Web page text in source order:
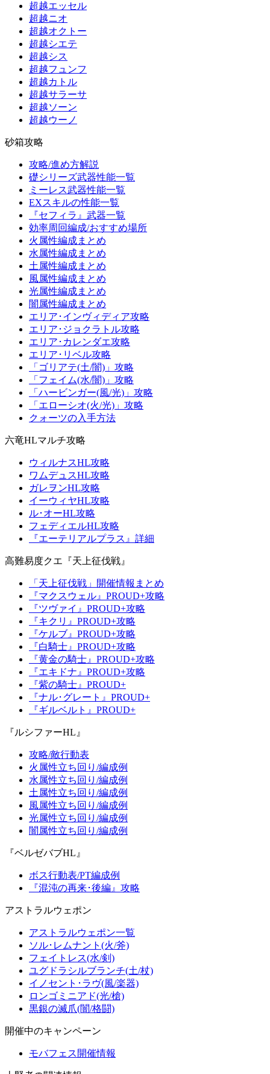
超越エッセル
超越ニオ
超越オクトー
超越シエテ
超越シス
超越フュンフ
超越カトル
超越サラーサ
超越ソーン
超越ウーノ
砂箱攻略
攻略/進め方解説
礎シリーズ武器性能一覧
ミーレス武器性能一覧
EXスキルの性能一覧
『セフィラ』武器一覧
効率周回編成/おすすめ場所
火属性編成まとめ
水属性編成まとめ
土属性編成まとめ
風属性編成まとめ
光属性編成まとめ
闇属性編成まとめ
エリア･インヴィディア攻略
エリア･ジョクラトル攻略
エリア･カレンダエ攻略
エリア･リベル攻略
「ゴリアテ(土/闇)」攻略
「フェイム(水/闇)」攻略
「ハービンガー(風/光)」攻略
「エローシオ(火/光)」攻略
クォーツの入手方法
六竜HLマルチ攻略
ウィルナスHL攻略
ワムデュスHL攻略
ガレヲンHL攻略
イーウィヤHL攻略
ル･オーHL攻略
フェディエルHL攻略
『エーテリアルプラス』詳細
高難易度クエ『天上征伐戦』
「天上征伐戦」開催情報まとめ
『マクスウェル』PROUD+攻略
『ツヴァイ』PROUD+攻略
『キクリ』PROUD+攻略
『ケルブ』PROUD+攻略
『白騎士』PROUD+攻略
『黄金の騎士』PROUD+攻略
『エキドナ』PROUD+攻略
『紫の騎士』PROUD+
『ナル･グレート』PROUD+
『ギルベルト』PROUD+
『ルシファーHL』
攻略/敵行動表
火属性立ち回り/編成例
水属性立ち回り/編成例
土属性立ち回り/編成例
風属性立ち回り/編成例
光属性立ち回り/編成例
闇属性立ち回り/編成例
『ベルゼバブHL』
ボス行動表/PT編成例
『混沌の再来･後編』攻略
アストラルウェポン
アストラルウェポン一覧
ソル･レムナント(火/斧)
フェイトレス(水/剣)
ユグドラシルブランチ(土/杖)
イノセント･ラヴ(風/楽器)
ロンゴミニアド(光/槍)
黒銀の滅爪(闇/格闘)
開催中のキャンペーン
モバフェス開催情報